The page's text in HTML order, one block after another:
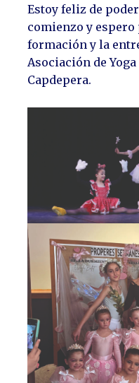
Estoy feliz de
comienzo y
formación y la
Asociación de
Capdepera.